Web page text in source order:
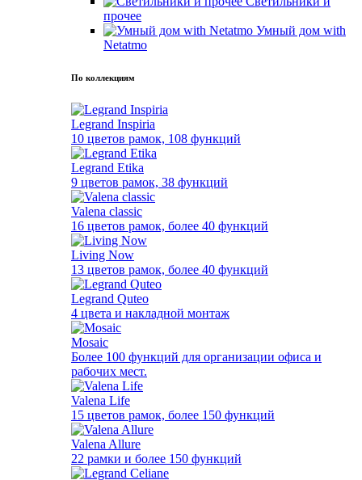
прочее
Умный дом with
Netatmo
По коллекциям
Legrand Inspiria
10 цветов рамок, 108 функций
Legrand Etika
9 цветов рамок, 38 функций
Valena classic
16 цветов рамок, более 40 функций
Living Now
13 цветов рамок, более 40 функций
Legrand Quteo
4 цвета и накладной монтаж
Mosaic
Более 100 функций для организации офиса и
рабочих мест.
Valena Life
15 цветов рамок, более 150 функций
Valena Allure
22 рамки и более 150 функций